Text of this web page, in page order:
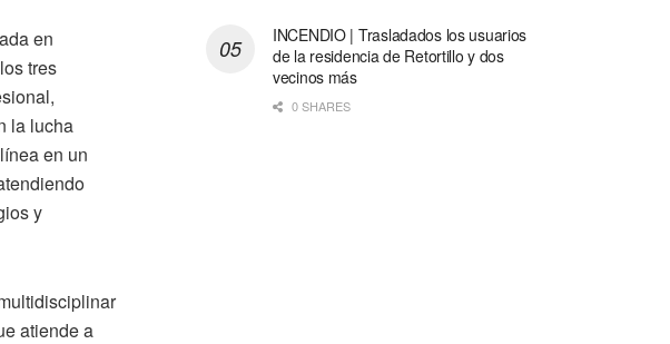
en
tres
la lucha
en un
y
atiende a
INCENDIO | Trasladados los usuarios
de la residencia de Retortillo y dos
vecinos más
0 SHARES